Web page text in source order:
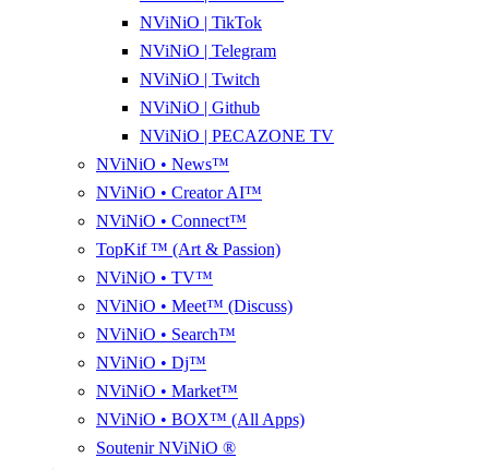
NViNiO | TikTok
NViNiO | Telegram
NViNiO | Twitch
NViNiO | Github
NViNiO | PECAZONE TV
NViNiO • News™
NViNiO • Creator AI™
NViNiO • Connect™
TopKif ™ (Art & Passion)
NViNiO • TV™
NViNiO • Meet™ (Discuss)
NViNiO • Search™
NViNiO • Dj™
NViNiO • Market™
NViNiO • BOX™ (All Apps)
Soutenir NViNiO ®